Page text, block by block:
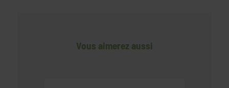
Vous aimerez aussi